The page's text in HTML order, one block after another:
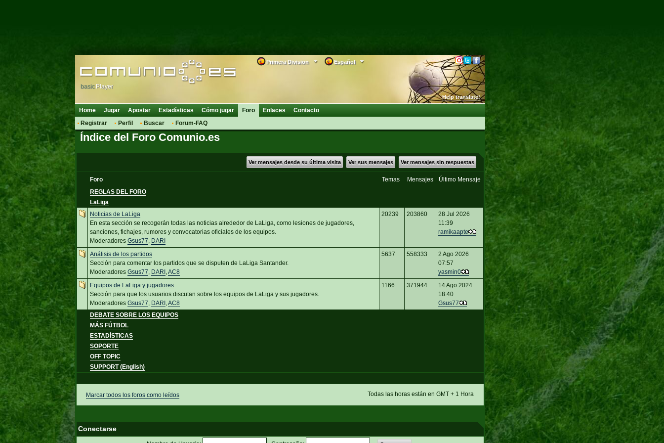
Español
Primera Division
Help translate!
basic Player
Home Jugar Apostar Estadísticas Cómo jugar
Foro
Registrar
Perfil Buscar Forum-FAQ
Enlaces Contacto
Índice del Foro Comunio.es
Ver mensajes desde su última visita Ver sus mensajes Ver mensajes sin respuestas
Foro Temas Mensajes
Último Mensaje
REGLAS DEL FORO
LaLiga
Noticias de LaLiga
En esta sección se recogerán todas las noticias alrededor de LaLiga, como lesiones de jugadores,
sanciones, fichajes, rumores y convocatorias oficiales de los equipos.
Moderadores Gsus77, DARI
20239 203860
28 Jul 2026
11:39
ramikaapte
Análisis de los partidos
Sección para comentar los partidos que se disputen de LaLiga Santander.
Moderadores Gsus77, DARI ,AC8
5637 558333
2 Ago 2026
07:57
yasmin0
Equipos de LaLiga y jugadores
Sección para que los usuarios discutan sobre los equipos de LaLiga y sus jugadores.
Moderadores Gsus77, DARI ,AC8
1166 371944
14 Ago 2024
18:40
Gsus77
DEBATE SOBRE LOS EQUIPOS
MÁS FÚTBOL
ESTADÍSTICAS
SOPORTE
OFF TOPIC
SUPPORT (English)
Todas las horas están en GMT + 1 Hora
Marcar todos los foros como leídos
Conectarse